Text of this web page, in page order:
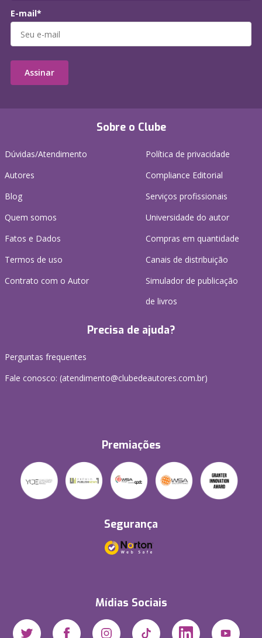
Sobre o Clube
Dúvidas/Atendimento
Autores
Blog
Quem somos
Fatos e Dados
Termos de uso
Contrato com o Autor
Política de privacidade
Compliance Editorial
Serviços profissionais
Universidade do autor
Compras em quantidade
Canais de distribuição
Simulador de publicação
de livros
Precisa de ajuda?
Perguntas frequentes
Fale conosco: (atendimento@clubedeautores.com.br)
Premiações
Segurança
Mídias Sociais
E-mail*
Assinar